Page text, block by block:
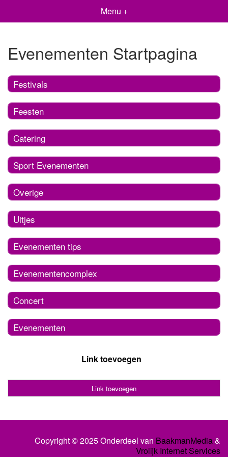
Menu +
Evenementen Startpagina
Festivals
Feesten
Catering
Sport Evenementen
Overige
Uitjes
Evenementen tips
Evenementencomplex
Concert
Evenementen
Link toevoegen
Link toevoegen
Copyright © 2025 Onderdeel van BaakmanMedia&
Vrolijk Internet Services